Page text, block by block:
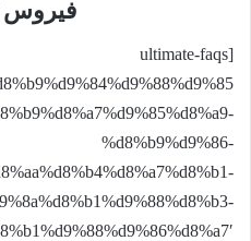
فيروس
[ultimate-faqs
%d8%b9%d9%86-
]